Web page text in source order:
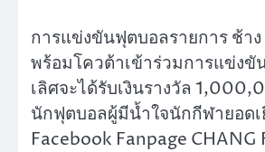
การแข่งขันฟุตบอลรายการ ช้า
พร้อมโควต้าเข้าร่วมการแข่งขั
เลิศจะได้รับเงินรางวัล
นักฟุตบอลผู้มีน้ำใจนักกีฬายอด
Facebook Fanpage CHANG